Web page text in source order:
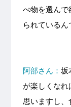
べ物を選んで
られているん
阿部さん： 坂
が楽しくなれ
思いますし